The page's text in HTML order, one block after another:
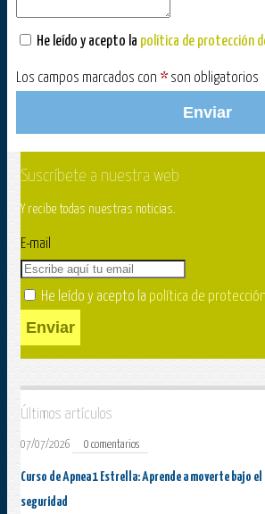
He leído y acepto la política de protección
Los campos marcados con * son obligatorios
Enviar
Suscríbete a nuestra web
Y recibe todas nuestras noticias.
E-mail
He leído y acepto la política de
Enviar
Últimos artículos
07/07/2026 0 comentarios
Curso de Apnea 1 Estrella: Aprende a moverte bajo el
seguridad